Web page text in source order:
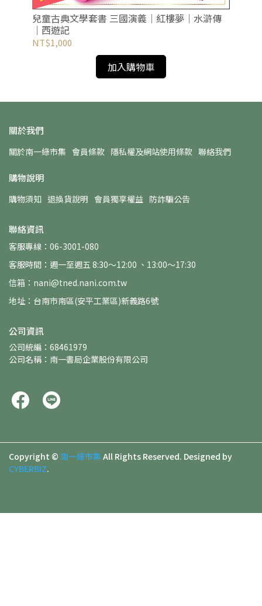
兒童古典文學套書 三國演義｜紅樓夢｜水滸傳
｜西遊記
NT$1,000
加入購物車
關於我們
關於南一綠市集 會員條款 隱私權及網站使用條款 聯絡我們
購物說明
購物須知 退換貨說明 會員獨享權益 防詐騙公告
聯絡資訊
客服專線：06-3001-080
客服時間：週一至週五 8:30～12:00 、13:00～17:30
信箱：nani@tned.nani.com.tw
地址：台南市南區(安平工業區)新義路6號
公司資訊
公司統編：68461979
公司名稱：南一書局企業股份有限公司
Copyright © 南一綠市集 All Rights Reserved. Designed by
CYBERBIZ.